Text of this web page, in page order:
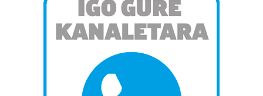
pertsonalizatuak eskaintzeko, iragarkiak eta edukia
produktuak garatzeko. Zure datuak nork eta zertarako
Bazkide batzuek ez dizute baimenik eskatzen, eta beren
interes komertzial legitimoetan babesten dira. Ikusi gure